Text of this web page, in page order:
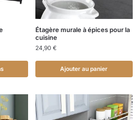
Étagère murale à épices pour la
cuisine
24,90 €
Ajouter au panier